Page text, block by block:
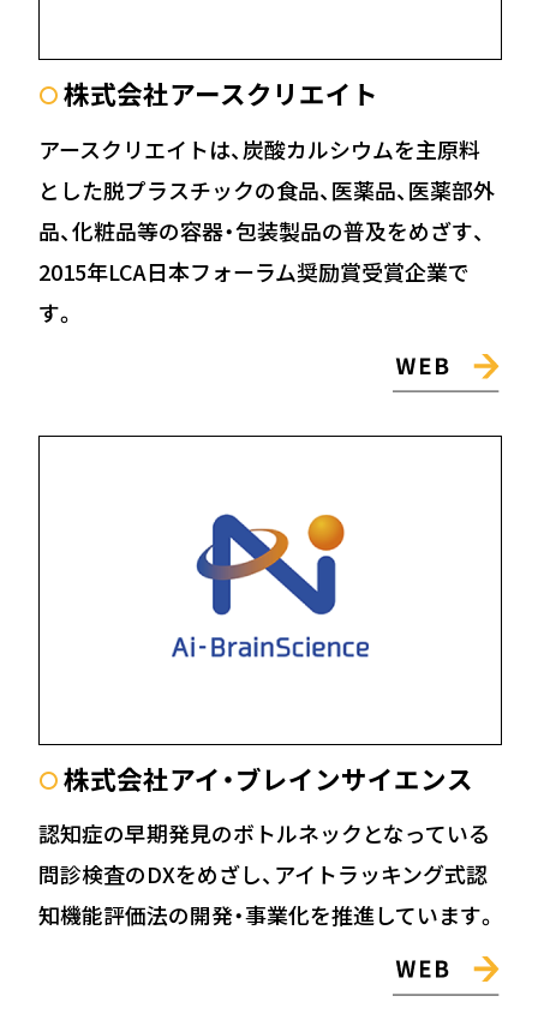
〇 株式会社アースクリエイト
アースクリエイトは、炭酸カルシウムを主原料
とした脱プラスチックの食品、医薬品、医薬部外
品、化粧品等の容器・包装製品の普及をめざす、
2015年LCA日本フォーラム奨励賞受賞企業で
す。
〇 株式会社アイ・ブレインサイエンス
認知症の早期発見のボトルネックとなっている
問診検査のDXをめざし、アイトラッキング式認
知機能評価法の開発・事業化を推進しています。